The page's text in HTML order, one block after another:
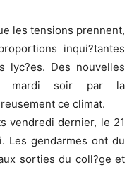
les tensions prennent,
inqui?tantes
lyc?es. Des nouvelles
mardi soir par la
ce climat.
vendredi dernier, le 21
Les gendarmes ont du
sorties du coll?ge et